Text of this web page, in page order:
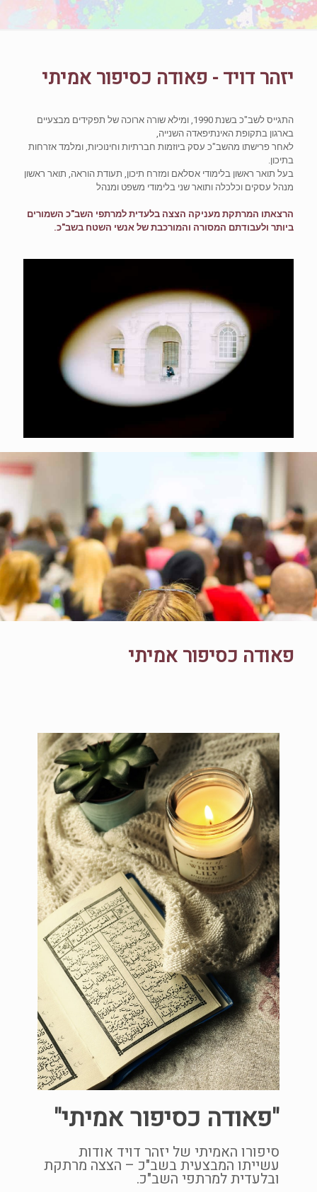
יזהר דויד - פאודה כסיפור אמיתי
התגייס לשב"כ בשנת 1990, ומילא שורה ארוכה של תפקידים מבצעיים
בארגון בתקופת האינתיפאדה השנייה,
לאחר פרישתו מהשב"כ עסק ביוזמות חברתיות וחינוכיות, ומלמד אזרחות
בתיכון.
בעל תואר ראשון בלימודי אסלאם ומזרח תיכון, תעודת הוראה, תואר ראשון
מנהל עסקים וכלכלה ותואר שני בלימודי משפט ומנהל
הרצאתו המרתקת מעניקה הצצה בלעדית למרתפי השב"כ השמורים
ביותר ולעבודתם המסורה והמורכבת של אנשי השטח בשב"כ.
פאודה כסיפור אמיתי
"פאודה כסיפור אמיתי"
סיפורו האמיתי של יזהר דויד אודות
עשייתו המבצעית בשב"כ – הצצה מרתקת
ובלעדית למרתפי השב"כ.